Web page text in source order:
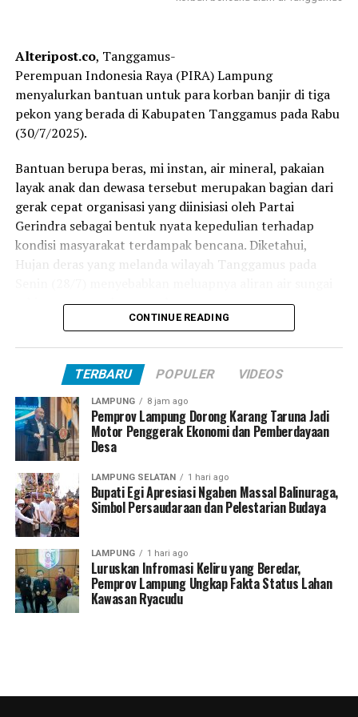
Sekretaris : Drs. Gogor Siguntang,
Hajar
Pimpinan Majelis Pertimbangan
Ketua : Hasanusi, BBa
Ketua : Nial M. Zen
Wakil Ketua : Hizrah Rahmat dan Yusnaini Maramis,
Sekretaris : Ir. Johan Arifin
Pimpinan Majelis Syariah
Ketua : KH. Imam Suhadi
Wakil Ketua : Junaidi Syamsuri, Yurita Sirya, dan
Muhammad Zahid
Sekretaris : Hi. Johan Pahlawan
Wakil Sekretaris : Adriany Marsauli Nainggolan, Chairul
Anwar Satar, dan Khilil Anwar.
Dewan Pengurus Harian
Ketua : Supriyanto
Sekretaris : Untung Supriyadi
Alteripost.co, Tanggamus-
Perempuan Indonesia Raya (PIRA) Lampung
menyalurkan bantuan untuk para korban banjir di tiga
pekon yang berada di Kabupaten Tanggamus pada Rabu
(30/7/2025).
Bantuan berupa beras, mi instan, air mineral, pakaian
layak anak dan dewasa tersebut merupakan bagian dari
gerak cepat organisasi yang diinisiasi oleh Partai
Gerindra sebagai bentuk nyata kepedulian terhadap
kondisi masyarakat terdampak bencana. Diketahui,
Hujan deras yang melanda wilayah Tanggamus pada
sehingga merendam rumah warga.
Ketua Pira Lampung, Elly Wahyuni, melalui Sekertaris
Pira Lampung, Aderly Imelia Sari menyebut akan terus
CONTINUE READING
TERBARU POPULER VIDEOS
LAMPUNG 8 jam ago
Pemprov Lampung Dorong Karang Taruna Jadi
Motor Penggerak Ekonomi dan Pemberdayaan
Desa
LAMPUNG SELATAN 1 hari ago
Bupati Egi Apresiasi Ngaben Massal Balinuraga,
Simbol Persaudaraan dan Pelestarian Budaya
LAMPUNG 1 hari ago
Luruskan Infromasi Keliru yang Beredar,
Pemprov Lampung Ungkap Fakta Status Lahan
Kawasan Ryacudu